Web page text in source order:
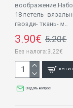
18 петель-
гвозди- ткань- м..
3.90€ 5.20€
Без налога:3.22€
Задать вопрос